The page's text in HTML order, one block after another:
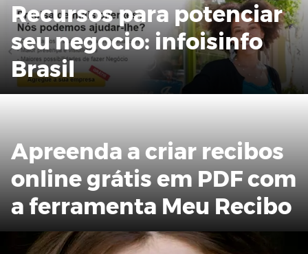
Recursos para potenciar
seu negocio: infoisinfo
Brasil
Apreenda a criar recibos
online grátis em PDF com
a ferramenta Meu Recibo